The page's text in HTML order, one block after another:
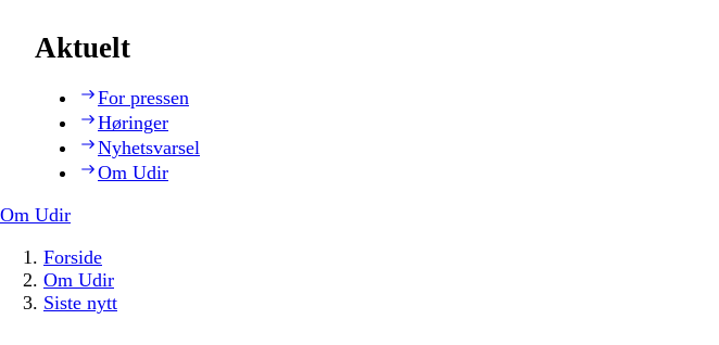
Aktuelt
For pressen
Høringer
Nyhetsvarsel
Om Udir
Om Udir
Forside
Om Udir
Siste nytt